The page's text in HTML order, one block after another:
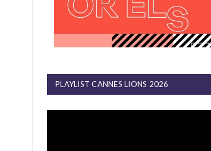
PLAYLIST CANNES LIONS 2026